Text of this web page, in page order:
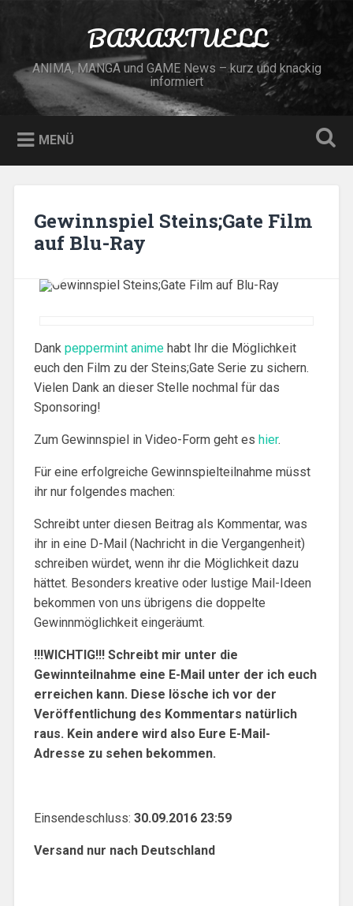
BAKAKTUELL
ANIMA, MANGA und GAME News – kurz und knackig
informiert
MENÜ
Gewinnspiel Steins;Gate Film
auf Blu-Ray
Dank peppermint anime habt Ihr die Möglichkeit
euch den Film zu der Steins;Gate Serie zu sichern.
Vielen Dank an dieser Stelle nochmal für das
Sponsoring!
Zum Gewinnspiel in Video-Form geht es hier.
Für eine erfolgreiche Gewinnspielteilnahme müsst
ihr nur folgendes machen:
Schreibt unter diesen Beitrag als Kommentar, was
ihr in eine D-Mail (Nachricht in die Vergangenheit)
schreiben würdet, wenn ihr die Möglichkeit dazu
hättet. Besonders kreative oder lustige Mail-Ideen
bekommen von uns übrigens die doppelte
Gewinnmöglichkeit eingeräumt.
!!!WICHTIG!!! Schreibt mir unter die
Gewinnteilnahme eine E-Mail unter der ich euch
erreichen kann. Diese lösche ich vor der
Veröffentlichung des Kommentars natürlich
raus. Kein andere wird also Eure E-Mail-
Adresse zu sehen bekommen.
Einsendeschluss: 30.09.2016 23:59
Versand nur nach Deutschland